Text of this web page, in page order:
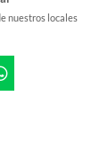
nuestros locales